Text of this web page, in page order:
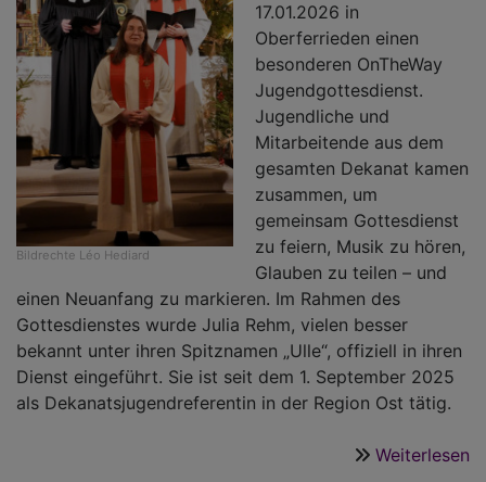
Bildrechte Léo Hediard
17.01.2026 in
Oberferrieden einen
besonderen OnTheWay
Jugendgottesdienst.
Jugendliche und
Mitarbeitende aus dem
gesamten Dekanat kamen
zusammen, um
gemeinsam Gottesdienst
zu feiern, Musik zu hören,
Glauben zu teilen – und
einen Neuanfang zu markieren. Im Rahmen des
Gottesdienstes wurde Julia Rehm, vielen besser
bekannt unter ihren Spitznamen „Ulle“, offiziell in ihren
Dienst eingeführt. Sie ist seit dem 1. September 2025
als Dekanatsjugendreferentin in der Region Ost tätig.
Weiterlesen